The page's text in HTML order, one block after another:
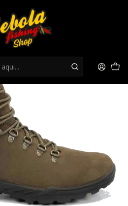
Chiruca Pointer 01 Gore-Tex